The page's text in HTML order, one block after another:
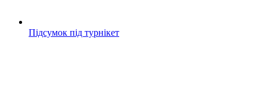
Підсумок під турнікет